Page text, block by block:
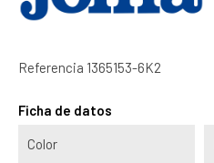
Referencia 1365153-6K2
Ficha de datos
Color